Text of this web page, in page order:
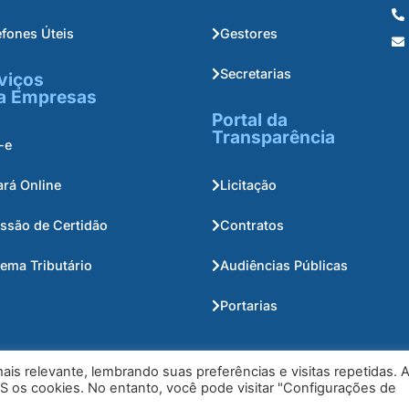
Úteis
Empresas
e
Online
de Certidão
Tributário
Gestores
Secretarias
Portal da
Transparência
Licitação
Contratos
Audiências Públicas
Portarias
relevante, lembrando suas preferências e visitas repetidas.
os cookies. No entanto, você pode visitar "Configurações de